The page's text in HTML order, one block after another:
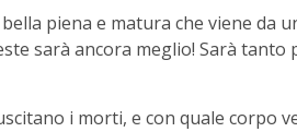
piena e matura che viene da
sarà ancora meglio! Sarà tanto
i morti, e con quale corpo